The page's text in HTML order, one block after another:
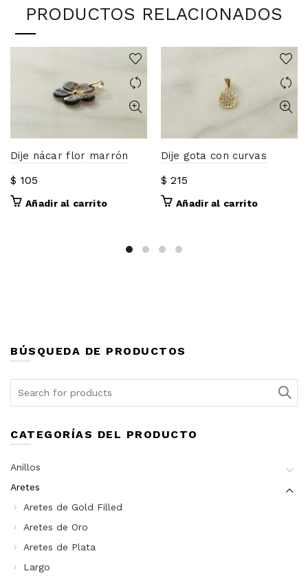
PRODUCTOS RELACIONADOS
Dije nácar flor marrón
$ 105
Añadir al carrito
Dije gota con curvas
$ 215
Añadir al carrito
BÚSQUEDA DE PRODUCTOS
CATEGORÍAS DEL PRODUCTO
Anillos
Aretes
Aretes de Gold Filled
Aretes de Oro
Aretes de Plata
Largo